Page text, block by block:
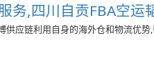
务,四川自贡FBA空运
供应链利用自身的海外仓和物流优